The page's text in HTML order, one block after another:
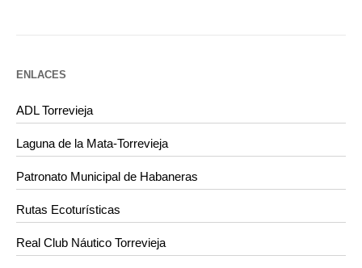
ENLACES
ADL Torrevieja
Laguna de la Mata-Torrevieja
Patronato Municipal de Habaneras
Rutas Ecoturísticas
Real Club Náutico Torrevieja